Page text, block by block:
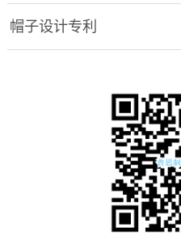
局授权通过
帽子设计专利